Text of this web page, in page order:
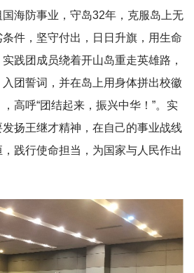
海防事业，守岛32年，克服岛上无
件，坚守付出，日日升旗，用生命
践团成员绕着开山岛重走英雄路，
团誓词，并在岛上用身体拼出校徽
高呼“团结起来，振兴中华！”。实
扬王继才精神，在自己的事业战线
，践行使命担当，为国家与人民作出